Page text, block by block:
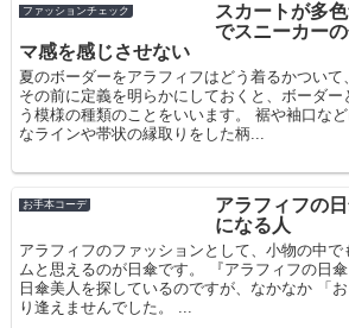
ファッションチェック
スカートが多
でスニーカー
マ感を感じさせない
夏のボーダーをアラフィフはどう着るかついて
その前に定義を明らかにしておくと、ボーダ
う模様の種類のことをいいます。 裾や袖口な
なラインや帯状の縁取りをした柄...
お手本コーデ
アラフィフの
になる人
アラフィフのファッションとして、小物の中で
ムと思えるのが日傘です。 『アラフィフの日傘
日傘美人を探しているのですが、なかなか 「
り逢えませんでした。 ...